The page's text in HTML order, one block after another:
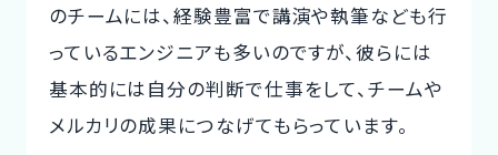
のチームには、経験豊富で講演や執筆なども行
っているエンジニアも多いのですが、彼らには
基本的には自分の判断で仕事をして、チームや
メルカリの成果につなげてもらっています。